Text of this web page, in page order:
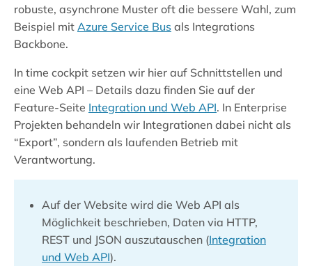
robuste, asynchrone Muster oft die bessere Wahl, zum
Beispiel mit Azure Service Bus als Integrations
Backbone.
In time cockpit setzen wir hier auf Schnittstellen und
eine Web API – Details dazu finden Sie auf der
Feature-Seite Integration und Web API. In Enterprise
Projekten behandeln wir Integrationen dabei nicht als
“Export”, sondern als laufenden Betrieb mit
Verantwortung.
Auf der Website wird die Web API als
Möglichkeit beschrieben, Daten via HTTP,
REST und JSON auszutauschen (Integration
und Web API).